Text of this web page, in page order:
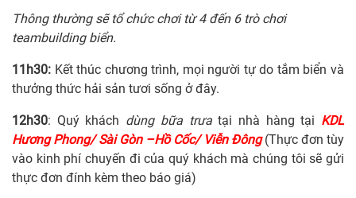
Thông thường sẽ tổ chức chơi từ 4 đến 6 trò chơi
teambuilding biển.
11h30: Kết thúc chương trình, mọi người tự do tắm biển và
thưởng thức hải sản tươi sống ở đây.
12h30: Quý khách dùng bữa trưatại nhà hàng tại KDL
Hương Phong/ Sài Gòn –Hồ Cốc/ Viễn Đông(Thực đơn tùy
vào kinh phí chuyến đi của quý khách mà chúng tôi sẽ gửi
thực đơn đính kèm theo báo giá)